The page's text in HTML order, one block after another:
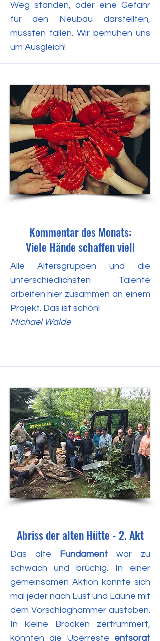
Weg standen, oder eine Gefahr
für den Neubau darstellten,
mussten fallen. Wir bemühen uns
um Ausgleich!
September 2022
Kommentar des Monats:
Viele Hände schaffen viel!
Alle Altersgruppen und die
unterschiedlichsten Talente
arbeiten hier zusammen an einem
Projekt. Das ist schön!
Michael Walde
17.09.2022
Abriss der alten Hütte - 2. Akt
Das alte Fundamentwar zu
schwach und brüchig. In einer
gemeinsamen Aktion konnte sich
mal jeder nach Lust und Laune mit
dem Vorschlaghammer austoben.
In kleine Brocken zertrümmert,
konnten die Überreste entsorgt